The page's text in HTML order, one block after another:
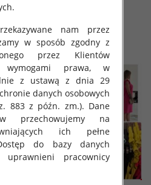
nam przez
w sposób zgodny z
przez Klientów
wymogami prawa, w
z ustawą z dnia 29
danych osobowych
883 z późn. zm.). Dane
przechowujemy na
ich pełne
do bazy danych
uprawnieni pracownicy